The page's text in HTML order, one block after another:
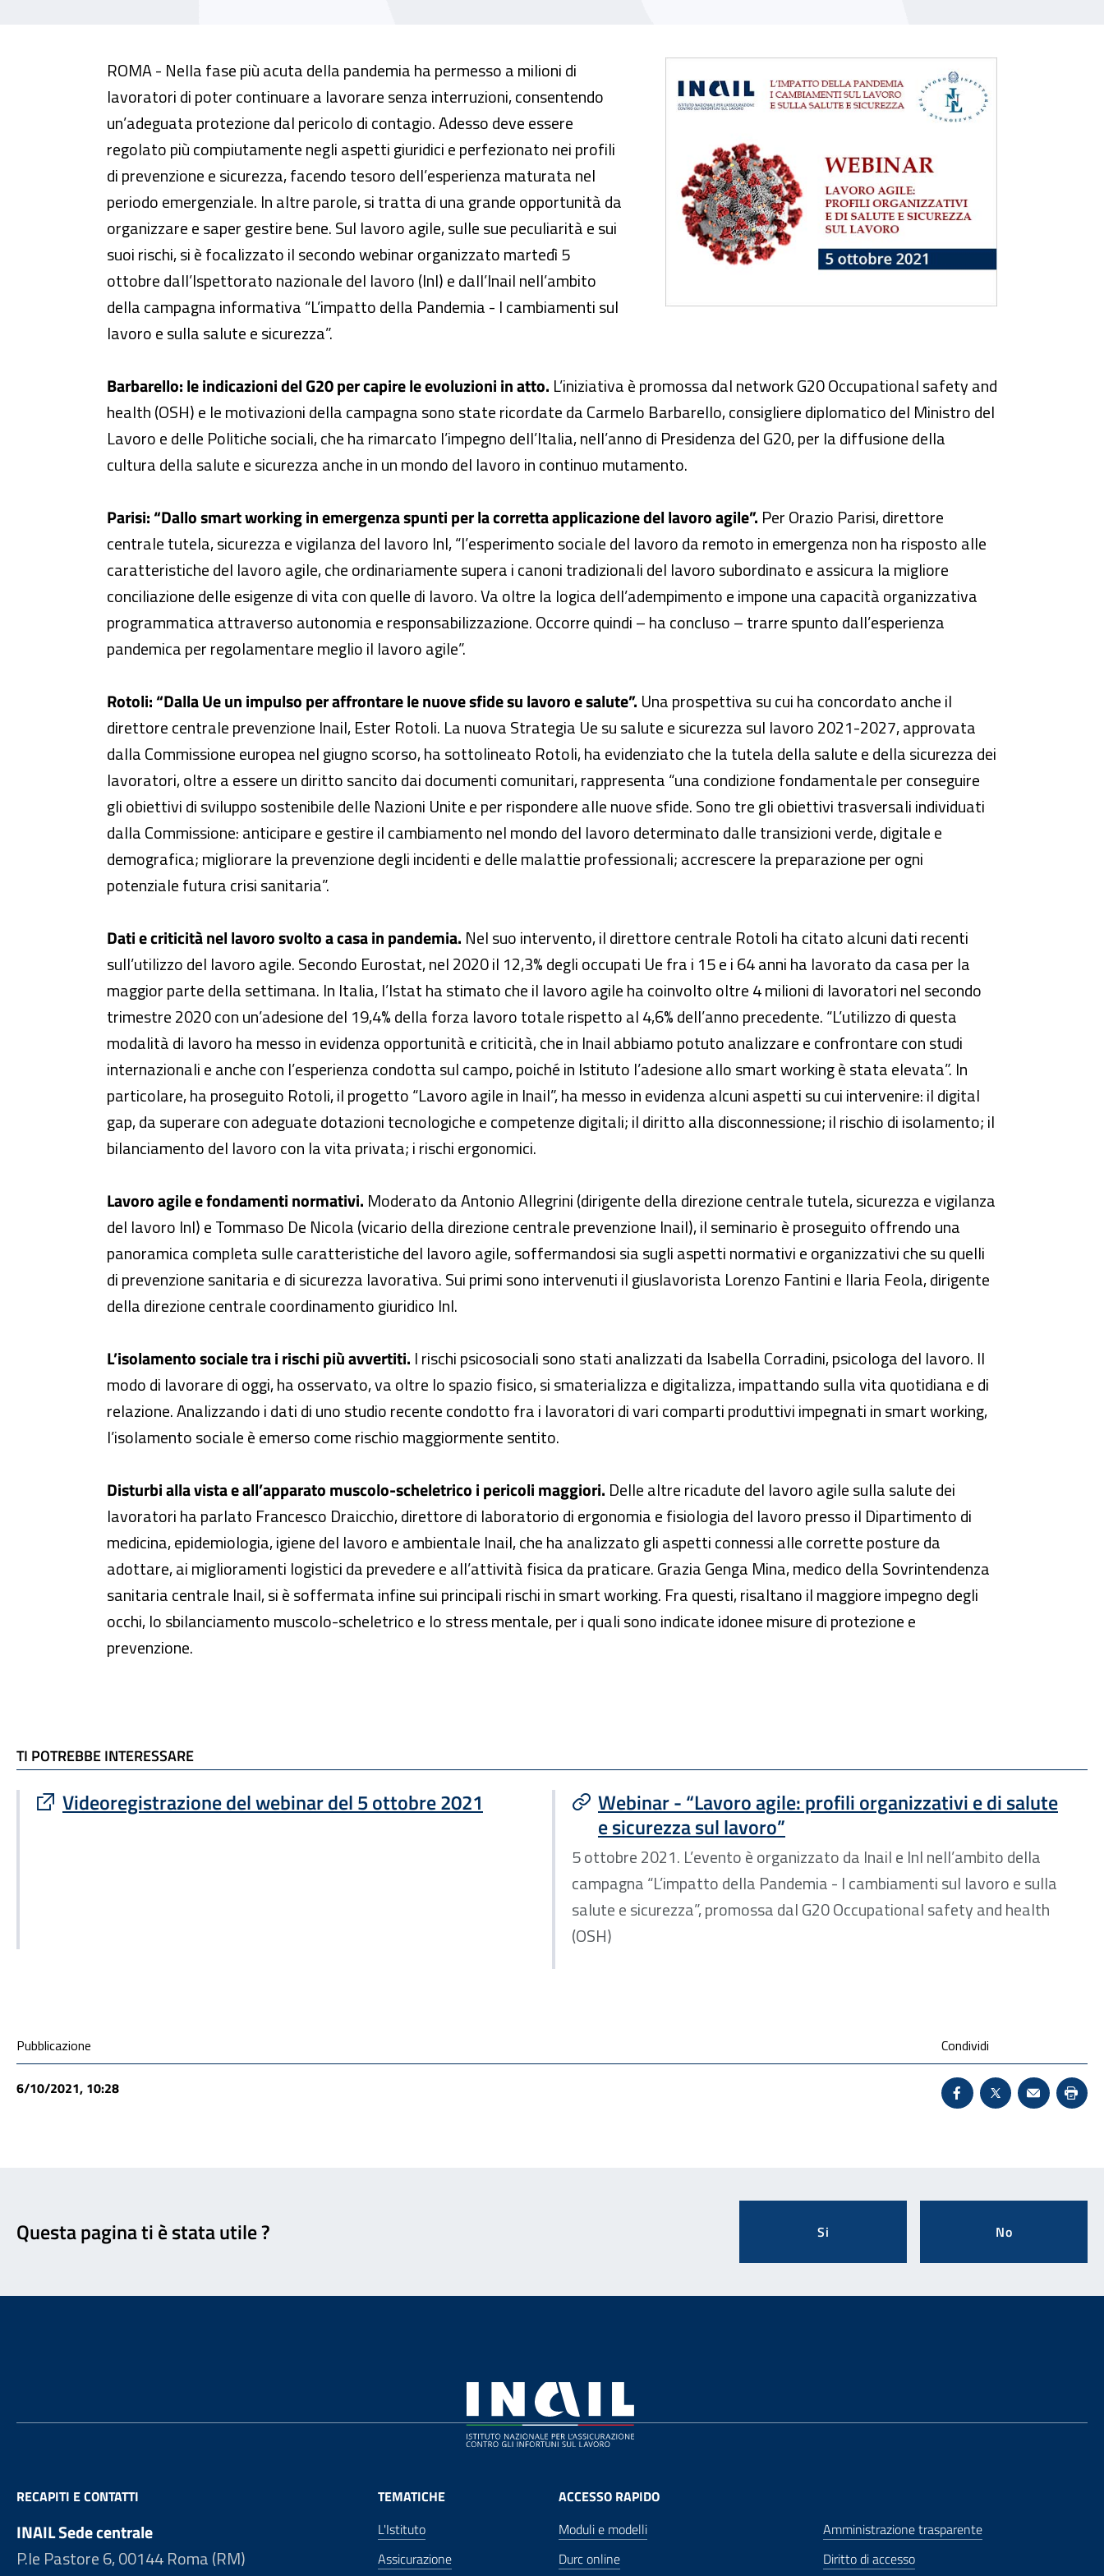
Lavoro agile: opportunità e sfide per il post emergenza
ROMA - Nella fase più acuta della pandemia ha permesso a milioni di
lavoratori di poter continuare a lavorare senza interruzioni, consentendo
un’adeguata protezione dal pericolo di contagio. Adesso deve essere
regolato più compiutamente negli aspetti giuridici e perfezionato nei profili
di prevenzione e sicurezza, facendo tesoro dell’esperienza maturata nel
periodo emergenziale. In altre parole, si tratta di una grande opportunità da
organizzare e saper gestire bene. Sul lavoro agile, sulle sue peculiarità e sui
suoi rischi, si è focalizzato il secondo webinar organizzato martedì 5
ottobre dall’Ispettorato nazionale del lavoro (Inl) e dall’Inail nell’ambito
della campagna informativa “L’impatto della Pandemia - I cambiamenti sul
lavoro e sulla salute e sicurezza”.
Barbarello: le indicazioni del G20 per capire le evoluzioni in atto. L’iniziativa è promossa dal network G20 Occupational safety and
health (OSH) e le motivazioni della campagna sono state ricordate da Carmelo Barbarello, consigliere diplomatico del Ministro del
Lavoro e delle Politiche sociali, che ha rimarcato l’impegno dell’Italia, nell’anno di Presidenza del G20, per la diffusione della
cultura della salute e sicurezza anche in un mondo del lavoro in continuo mutamento.
Parisi: “Dallo smart working in emergenza spunti per la corretta applicazione del lavoro agile”. Per Orazio Parisi, direttore
centrale tutela, sicurezza e vigilanza del lavoro Inl, “l’esperimento sociale del lavoro da remoto in emergenza non ha risposto alle
caratteristiche del lavoro agile, che ordinariamente supera i canoni tradizionali del lavoro subordinato e assicura la migliore
conciliazione delle esigenze di vita con quelle di lavoro. Va oltre la logica dell’adempimento e impone una capacità organizzativa
programmatica attraverso autonomia e responsabilizzazione. Occorre quindi – ha concluso – trarre spunto dall’esperienza
pandemica per regolamentare meglio il lavoro agile”.
Rotoli: “Dalla Ue un impulso per affrontare le nuove sfide su lavoro e salute”. Una prospettiva su cui ha concordato anche il
direttore centrale prevenzione Inail, Ester Rotoli. La nuova Strategia Ue su salute e sicurezza sul lavoro 2021-2027, approvata
dalla Commissione europea nel giugno scorso, ha sottolineato Rotoli, ha evidenziato che la tutela della salute e della sicurezza dei
lavoratori, oltre a essere un diritto sancito dai documenti comunitari, rappresenta “una condizione fondamentale per conseguire
gli obiettivi di sviluppo sostenibile delle Nazioni Unite e per rispondere alle nuove sfide. Sono tre gli obiettivi trasversali individuati
dalla Commissione: anticipare e gestire il cambiamento nel mondo del lavoro determinato dalle transizioni verde, digitale e
demografica; migliorare la prevenzione degli incidenti e delle malattie professionali; accrescere la preparazione per ogni
potenziale futura crisi sanitaria”.
Dati e criticità nel lavoro svolto a casa in pandemia. Nel suo intervento, il direttore centrale Rotoli ha citato alcuni dati recenti
sull’utilizzo del lavoro agile. Secondo Eurostat, nel 2020 il 12,3% degli occupati Ue fra i 15 e i 64 anni ha lavorato da casa per la
maggior parte della settimana. In Italia, l’Istat ha stimato che il lavoro agile ha coinvolto oltre 4 milioni di lavoratori nel secondo
trimestre 2020 con un’adesione del 19,4% della forza lavoro totale rispetto al 4,6% dell’anno precedente. “L’utilizzo di questa
modalità di lavoro ha messo in evidenza opportunità e criticità, che in Inail abbiamo potuto analizzare e confrontare con studi
internazionali e anche con l’esperienza condotta sul campo, poiché in Istituto l’adesione allo smart working è stata elevata”. In
particolare, ha proseguito Rotoli, il progetto “Lavoro agile in Inail”, ha messo in evidenza alcuni aspetti su cui intervenire: il digital
gap, da superare con adeguate dotazioni tecnologiche e competenze digitali; il diritto alla disconnessione; il rischio di isolamento; il
bilanciamento del lavoro con la vita privata; i rischi ergonomici.
Lavoro agile e fondamenti normativi. Moderato da Antonio Allegrini (dirigente della direzione centrale tutela, sicurezza e vigilanza
del lavoro Inl) e Tommaso De Nicola (vicario della direzione centrale prevenzione Inail), il seminario è proseguito offrendo una
panoramica completa sulle caratteristiche del lavoro agile, soffermandosi sia sugli aspetti normativi e organizzativi che su quelli
di prevenzione sanitaria e di sicurezza lavorativa. Sui primi sono intervenuti il giuslavorista Lorenzo Fantini e Ilaria Feola, dirigente
della direzione centrale coordinamento giuridico Inl.
L’isolamento sociale tra i rischi più avvertiti. I rischi psicosociali sono stati analizzati da Isabella Corradini, psicologa del lavoro. Il
modo di lavorare di oggi, ha osservato, va oltre lo spazio fisico, si smaterializza e digitalizza, impattando sulla vita quotidiana e di
relazione. Analizzando i dati di uno studio recente condotto fra i lavoratori di vari comparti produttivi impegnati in smart working,
l’isolamento sociale è emerso come rischio maggiormente sentito.
Disturbi alla vista e all’apparato muscolo-scheletrico i pericoli maggiori. Delle altre ricadute del lavoro agile sulla salute dei
lavoratori ha parlato Francesco Draicchio, direttore di laboratorio di ergonomia e fisiologia del lavoro presso il Dipartimento di
medicina, epidemiologia, igiene del lavoro e ambientale Inail, che ha analizzato gli aspetti connessi alle corrette posture da
adottare, ai miglioramenti logistici da prevedere e all’attività fisica da praticare. Grazia Genga Mina, medico della Sovrintendenza
sanitaria centrale Inail, si è soffermata infine sui principali rischi in smart working. Fra questi, risaltano il maggiore impegno degli
occhi, lo sbilanciamento muscolo-scheletrico e lo stress mentale, per i quali sono indicate idonee misure di protezione e
prevenzione.
TI POTREBBE INTERESSARE
TI POTREBBE INTERESSARE
Videoregistrazione del webinar del 5 ottobre 2021
Sito esterno : apre una nuova finestra
Webinar - “Lavoro agile: profili organizzativi e di salute
e sicurezza sul lavoro”
5 ottobre 2021. L’evento è organizzato da Inail e Inl nell’ambito della
campagna “L’impatto della Pandemia - I cambiamenti sul lavoro e sulla
salute e sicurezza”, promossa dal G20 Occupational safety and health
(OSH)
Condivisione social
Pubblicazione
6/10/2021, 10:28
Condividi
Condividi su
X - Sito esterno
Invio Mail:
Questa pagina ti è stata utile ?
Si No
RECAPITI E CONTATTI
INAIL Sede centrale
P.le Pastore 6, 00144 Roma (RM)
TEMATICHE
L'Istituto
Assicurazione
ACCESSO RAPIDO
Moduli e modelli
Durc online
Amministrazione trasparente
Diritto di accesso